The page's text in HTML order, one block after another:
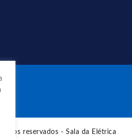
reservados - Sala da Elétrica